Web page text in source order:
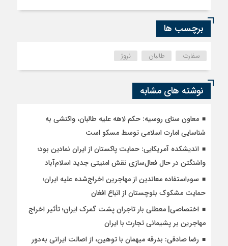
برچسب ها
سفارت طالبان نروژ
نوشته های مشابه
معاون سنای روسیه: حکم لاهه علیه طالبان، واکنشی به
شناسایی امارت اسلامی توسط مسکو است
اندیشکده آمریکایی: حمایت پاکستان از ایران نمادین بود؛
واشنگتن در حال فعال‌سازی نقش امنیتی جدید اسلام‌آباد
سوءاستفاده معاندین از مهاجرین اخراج‌شده علیه ایران؛
حمایت مشکوک بلوچستان از اتباع افغان
اختصاصی| معطلی بار تاجران پشت گمرک ایران؛ تأثیر اخراج
مهاجرین بر پشیمانی تجارت با ایران
رضا صادقی: بدرقه میهمان با توهین، از اصالت ایرانی به‌دور